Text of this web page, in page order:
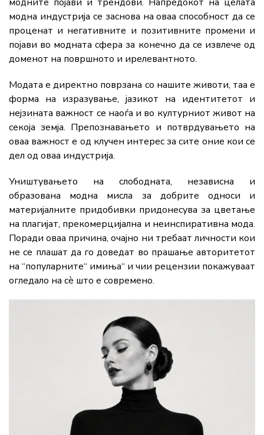
модна индустрија се заснова на оваа способност да се
проценат и негативните и позитивните промени и
појави во модната сфера за конечно да се извлече од
доменот на површното и ирелевантното.
Модата е директно поврзана со нашите животи, таа е
форма на изразување, јазикот на идентитетот и
нејзината важност се наоѓа и во културниот живот на
секоја земја. Препознавањето и потврдувањето на
оваа важност е од клучен интерес за сите оние кои се
дел од оваа индустрија.
Уништувањето на слободната, независна и
образована модна мисла за добрите односи и
материјалните придобивки придонесува за цветање
на плагијат, прекомерцијална и неинспиративна мода.
Поради оваа причина, очајно ни требаат личности кои
не се плашат да го доведат во прашање авторитетот
на “популарните“ имиња“ и чии рецензии покажуваат
огледало на сè што е современо.